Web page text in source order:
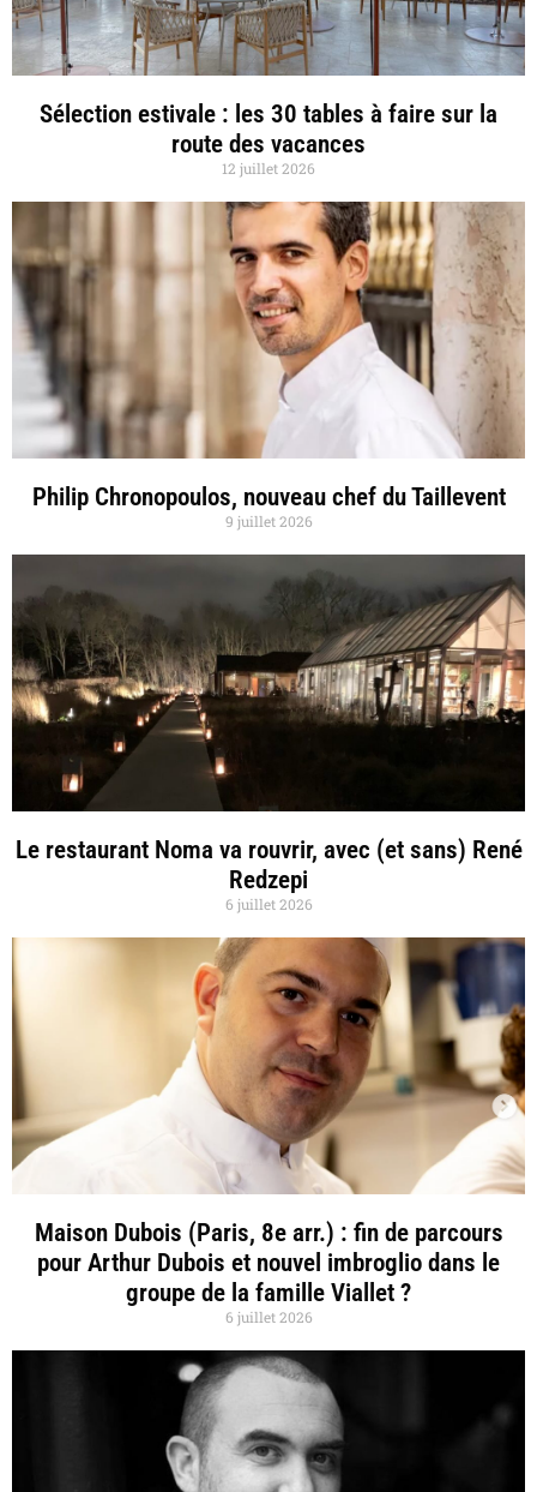
Sélection estivale : les 30 tables à faire sur la
route des vacances
12 juillet 2026
Philip Chronopoulos, nouveau chef du Taillevent
9 juillet 2026
Le restaurant Noma va rouvrir, avec (et sans) René
Redzepi
6 juillet 2026
Maison Dubois (Paris, 8e arr.) : fin de parcours
pour Arthur Dubois et nouvel imbroglio dans le
groupe de la famille Viallet ?
6 juillet 2026